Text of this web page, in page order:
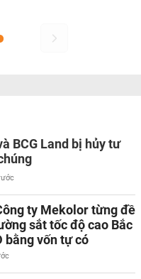
BCG Land bị hủy tư
ty Mekolor từng đề
sắt tốc độ cao Bắc
bằng vốn tự có